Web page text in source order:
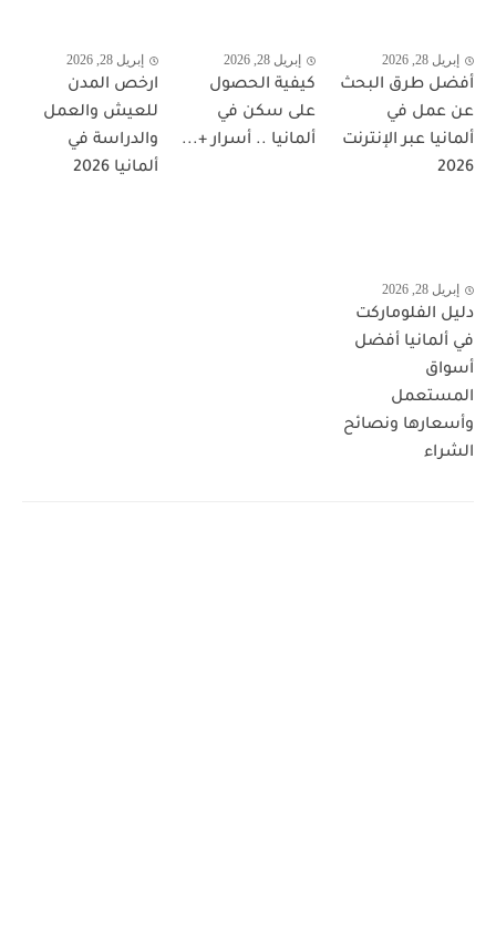
إبريل 28, 2026
أفضل طرق البحث
عن عمل في
ألمانيا عبر الإنترنت
2026
إبريل 28, 2026
كيفية الحصول
على سكن في
ألمانيا .. أسرار +...
إبريل 28, 2026
ارخص المدن
للعيش والعمل
والدراسة في
ألمانيا 2026
إبريل 28, 2026
دليل الفلوماركت
في ألمانيا أفضل
أسواق
المستعمل
وأسعارها ونصائح
الشراء